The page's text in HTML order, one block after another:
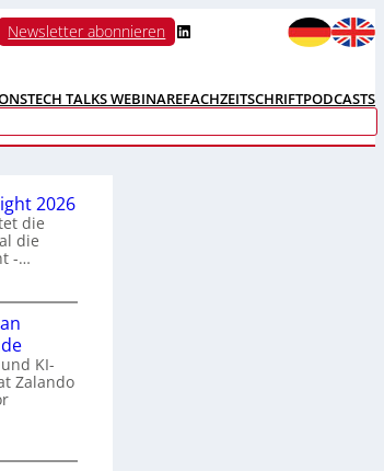
Newsletter abonnieren LinkedIn
TECH TALKS WEBINAREFACHZEITSCHRIFTPODCASTS
2026
die
die
-…
KI-
Zalando